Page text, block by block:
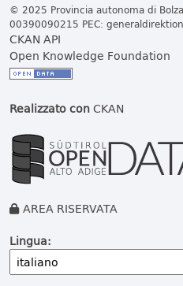
© 2025 Provincia autonoma di
00390090215 PEC:
CKAN API
Open Knowledge Foundation
Realizzato conCKAN
AREA RISERVATA
Lingua